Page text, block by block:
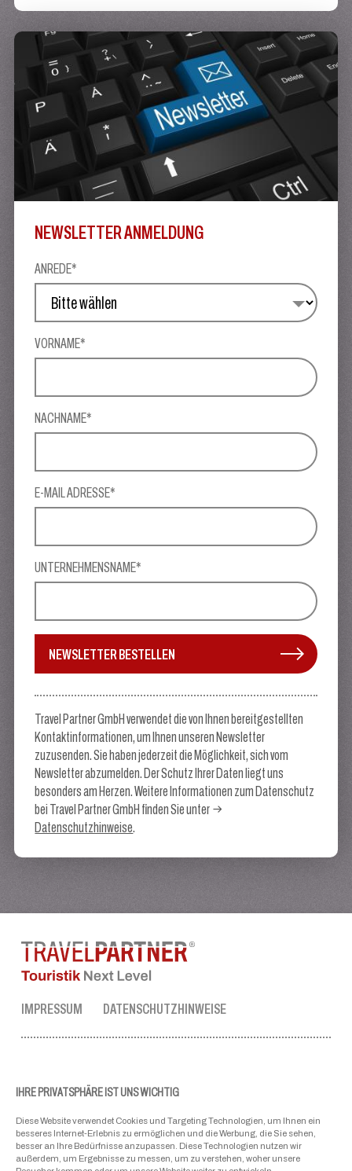
IHRE PRIVATSPHÄRE IST UNS WICHTIG
Diese Website verwendet Cookies und Targeting Technologien, um Ihnen ein
besseres Internet-Erlebnis zu ermöglichen und die Werbung, die Sie sehen,
besser an Ihre Bedürfnisse anzupassen. Diese Technologien nutzen wir
außerdem, um Ergebnisse zu messen, um zu verstehen, woher unsere
NEWSLETTER ANMELDUNG
ANREDE*
VORNAME*
NACHNAME*
E-MAIL ADRESSE*
UNTERNEHMENSNAME*
NEWSLETTER BESTELLEN
Travel Partner GmbH verwendet die von Ihnen bereitgestellten
Kontaktinformationen, um Ihnen unseren Newsletter
zuzusenden. Sie haben jederzeit die Möglichkeit, sich vom
Newsletter abzumelden. Der Schutz Ihrer Daten liegt uns
besonders am Herzen. Weitere Informationen zum Datenschutz
bei Travel Partner GmbH finden Sie unter
Datenschutzhinweise.
IMPRESSUM DATENSCHUTZHINWEISE
Tel.:+43 50 3636 1
ellmau@travel-partner.com